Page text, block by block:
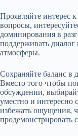
Проявляйте интерес
вопросы,
доминирования в
поддерживать
атмосферы.
Сохраняйте баланс в
Вместо того чтобы
обсуждении,
уместно и интересно
избежать ощущения,
продемонстрировать